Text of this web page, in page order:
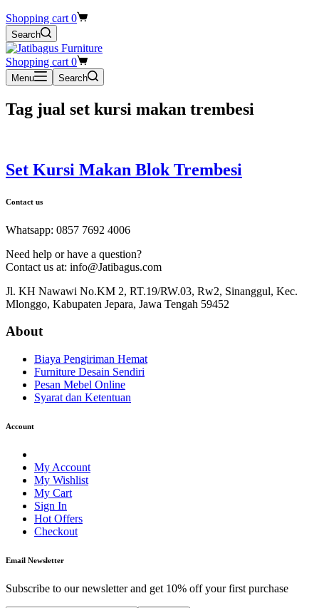
Shopping cart 0
Search
Shopping cart 0
Menu Search
Tag jual set kursi makan trembesi
Set Kursi Makan Blok Trembesi
Contact us
Whatsapp: 0857 7692 4006
Need help or have a question?
Contact us at: info@Jatibagus.com
Jl. KH Nawawi No.KM 2, RT.19/RW.03, Rw2, Sinanggul, Kec.
Mlonggo, Kabupaten Jepara, Jawa Tengah 59452
About
Biaya Pengiriman Hemat
Furniture Desain Sendiri
Pesan Mebel Online
Syarat dan Ketentuan
Account
My Account
My Wishlist
My Cart
Sign In
Hot Offers
Checkout
Email Newsletter
Subscribe to our newsletter and get 10% off your first purchase